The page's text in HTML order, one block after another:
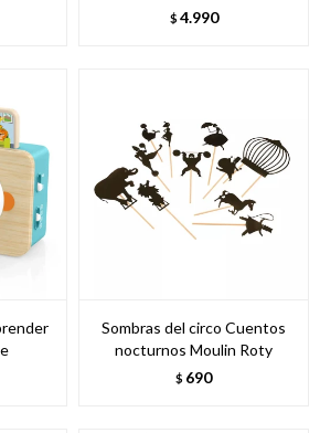
$ 4.990
Sombras del circo Cuentos
nocturnos Moulin Roty
$ 690